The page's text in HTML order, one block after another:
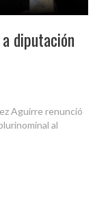
diputación
Aguirre renunció
al